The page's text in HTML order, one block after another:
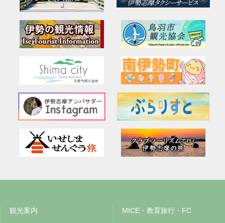
観光案内 MICE・教育旅行・FC